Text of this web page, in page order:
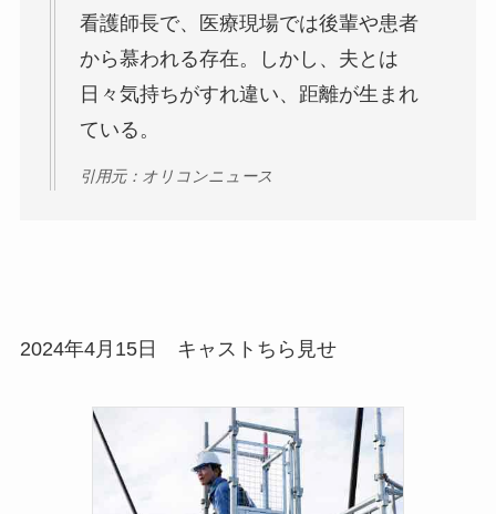
看護師長で、医療現場では後輩や患者
から慕われる存在。しかし、夫とは
日々気持ちがすれ違い、距離が生まれ
ている。
引用元：オリコンニュース
2024年4月15日 キャストちら見せ